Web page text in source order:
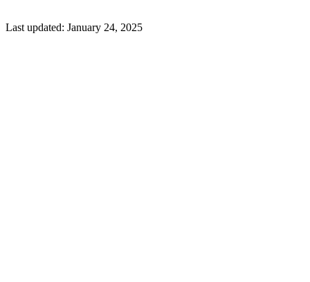
Last updated: January 24, 2025